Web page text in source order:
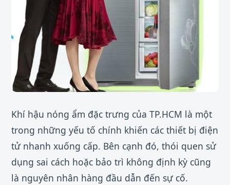
Khí hậu nóng ẩm đặc trưng của TP.HCM là một
trong những yếu tố chính khiến các thiết bị điện
tử nhanh xuống cấp. Bên cạnh đó, thói quen sử
dụng sai cách hoặc bảo trì không định kỳ cũng
là nguyên nhân hàng đầu dẫn đến sự cố.